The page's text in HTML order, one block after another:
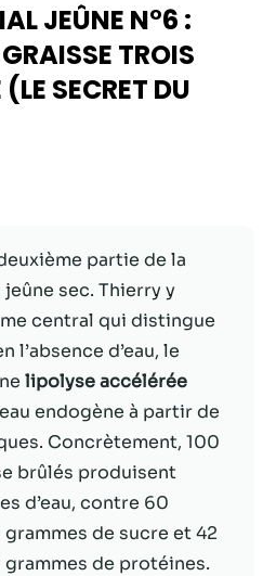
JEÛNE N°6 :
TROIS
SECRET DU
partie de la
sec. Thierry y
central qui distingue
l’absence d’eau, le
lipolyse accélérée
endogène à partir de
Concrètement, 100
brûlés produisent
d’eau, contre 60
de sucre et 42
de protéines.
Nécessaire
Ces cookies ne
sont pas
facultatifs. Ils
sont
nécessaires au
fonctionnement
du site Web.
Statistiques
Afin que nous